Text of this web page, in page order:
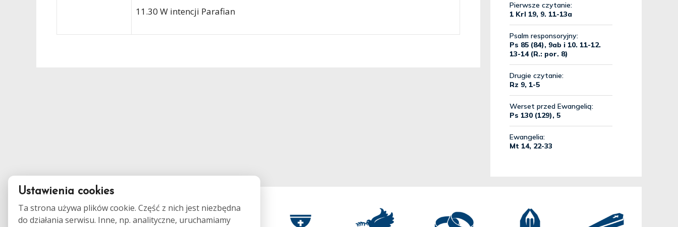
11.30 W intencji Parafian
Ustawienia cookies
Ta strona używa plików cookie. Część z nich jest niezbędna
do działania serwisu. Inne, np. analityczne, uruchamiamy